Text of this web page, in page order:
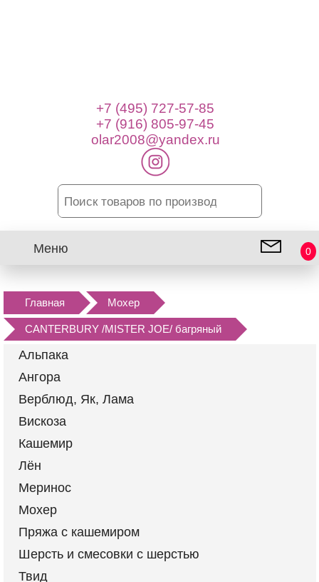
+7 (495) 727-57-85
+7 (916) 805-97-45
olar2008@yandex.ru
Меню 0
Главная Мохер
CANTERBURY /MISTER JOE/ багряный
Альпака
Ангора
Верблюд, Як, Лама
Вискоза
Кашемир
Лён
Меринос
Мохер
Пряжа с кашемиром
Шерсть и смесовки с шерстью
Твид